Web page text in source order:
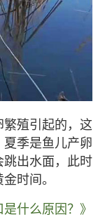
殖引起的，这
季是鱼儿产卵
跳出水面，此时
时间。
什么原因？》